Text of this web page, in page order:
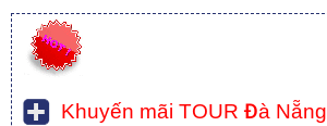
Khuyến mãi TOUR Đà Nẵng